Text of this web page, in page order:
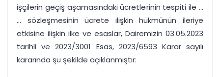
işçilerin geçiş aşamasındaki ücretlerinin tespiti ile ...
... sözleşmesinin ücrete ilişkin hükmünün ileriye
etkisine ilişkin ilke ve esaslar, Dairemizin 03.05.2023
tarihli ve 2023/3001 Esas, 2023/6593 Karar sayılı
kararında şu şekilde açıklanmıştır: